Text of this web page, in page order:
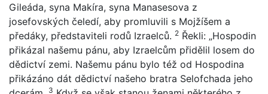
Gileáda, syna Makíra, syna Manasesova z
josefovských čeledí, aby promluvili s Mojžíšem a
předáky, představiteli rodů Izraelců. 2 Řekli: „Hospodin
přikázal našemu pánu, aby Izraelcům přidělil losem do
dědictví zemi. Našemu pánu bylo též od Hospodina
přikázáno dát dědictví našeho bratra Selofchada jeho
3